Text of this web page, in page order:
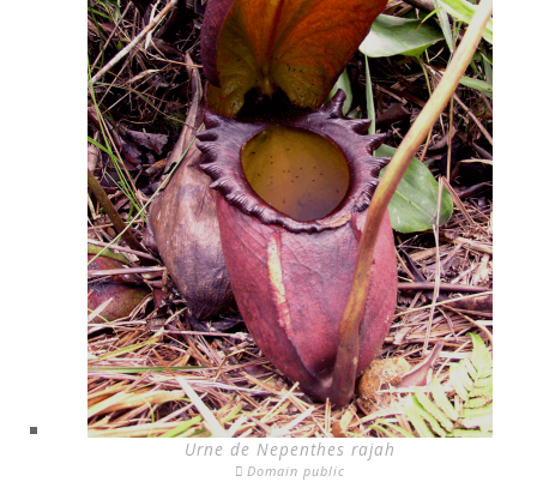
Urne de Nepenthes rajah
Domain public